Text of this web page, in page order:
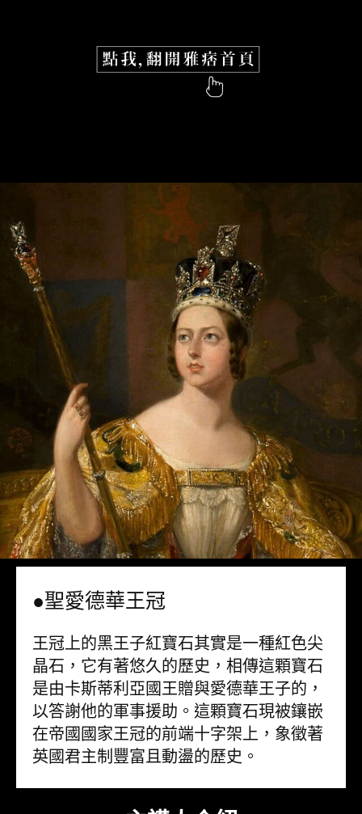
●聖愛德華王冠
王冠上的黑王子紅寶石其實是一種紅色尖
晶石，它有著悠久的歷史，相傳這顆寶石
是由卡斯蒂利亞國王贈與愛德華王子的，
以答謝他的軍事援助。這顆寶石現被鑲嵌
在帝國國家王冠的前端十字架上，象徵著
英國君主制豐富且動盪的歷史。